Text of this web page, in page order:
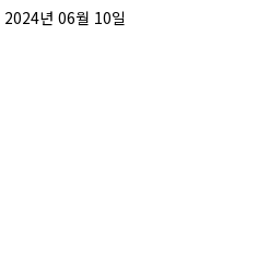
2024년 06월 10일